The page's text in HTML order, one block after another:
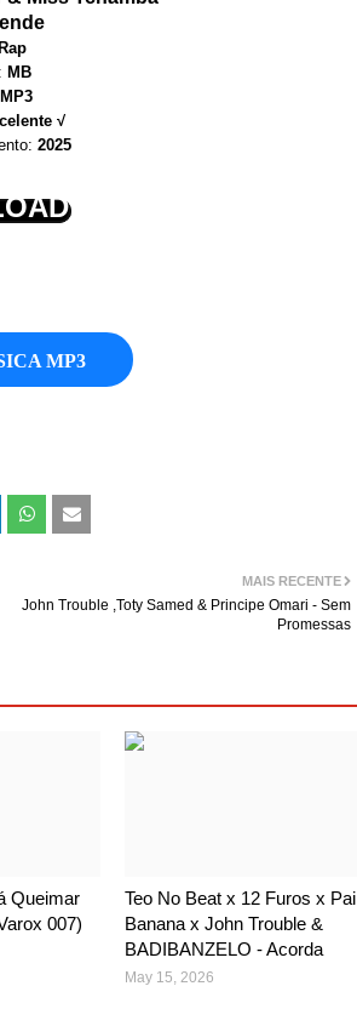
Rap
MB
MP3
√
2025
MP3
MAIS RECENTE
John Trouble ,Toty Samed & Principe Omari - Sem
Promessas
Queimar
007)
Teo No Beat x 12 Furos x Pai
Banana x John Trouble &
BADIBANZELO - Acorda
May 15, 2026